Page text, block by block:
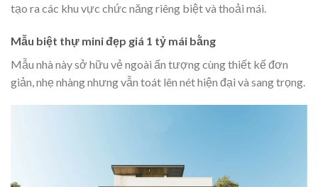
tạo ra các khu vực chức năng riêng biệt và thoải mái.
Mẫu biệt thự mini đẹp giá 1 tỷ mái bằng
Mẫu nhà này sở hữu vẻ ngoài ấn tượng cùng thiết kế đơn
giản, nhẹ nhàng nhưng vẫn toát lên nét hiện đại và sang trọng.